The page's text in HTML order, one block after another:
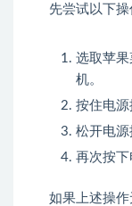
先尝试以下操
选取苹果
机。
按住电源
松开电源
再次按下
如果上述操